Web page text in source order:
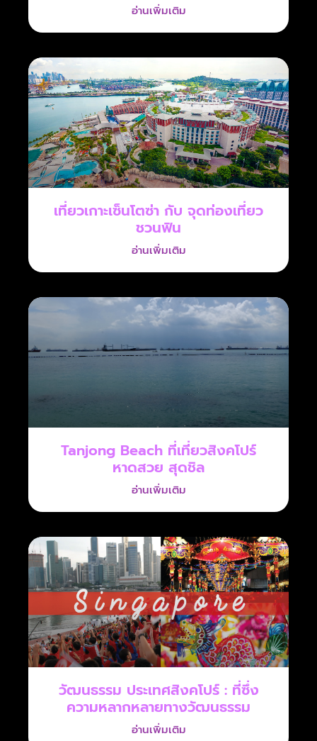
อ่านเพิ่มเติม
เที่ยวเกาะเซ็นโตซ่า กับ จุดท่องเที่ยว
ชวนฟิน
อ่านเพิ่มเติม
Tanjong Beach ที่เที่ยวสิงคโปร์
หาดสวย สุดชิล
อ่านเพิ่มเติม
วัฒนธรรม ประเทศสิงคโปร์ : ที่ซึ่ง
ความหลากหลายทางวัฒนธรรม
อ่านเพิ่มเติม